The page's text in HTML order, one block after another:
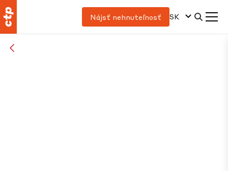
Nájsť nehnuteľnosť SK